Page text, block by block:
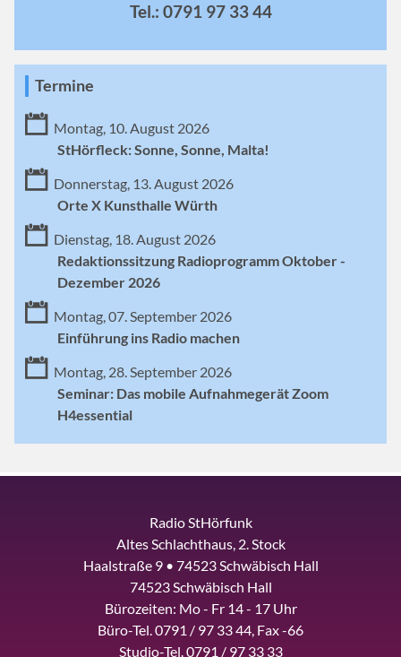
Tel.: 0791 97 33 44
Termine
Montag, 10. August 2026
StHörfleck: Sonne, Sonne, Malta!
Donnerstag, 13. August 2026
Orte X Kunsthalle Würth
Dienstag, 18. August 2026
Redaktionssitzung Radioprogramm Oktober -
Dezember 2026
Montag, 07. September 2026
Einführung ins Radio machen
Montag, 28. September 2026
Seminar: Das mobile Aufnahmegerät Zoom
H4essential
Radio StHörfunk
Altes Schlachthaus, 2. Stock
Haalstraße 9 • 74523 Schwäbisch Hall
74523 Schwäbisch Hall
Bürozeiten: Mo - Fr 14 - 17 Uhr
Büro-Tel. 0791 / 97 33 44, Fax -66
Studio-Tel. 0791 / 97 33 33